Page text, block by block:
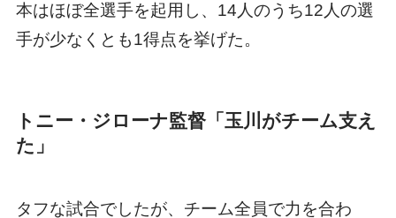
本はほぼ全選手を起用し、14人のうち12人の選
手が少なくとも1得点を挙げた。
トニー・ジローナ監督「玉川がチーム支え
た」
タフな試合でしたが、チーム全員で力を合わ